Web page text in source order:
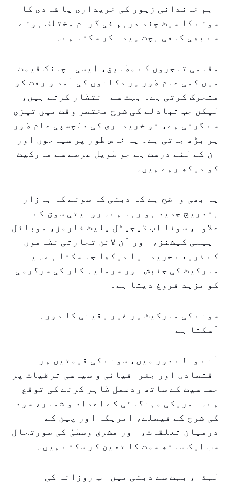
اہم خاندانی زیور کی خریداری یا شادی کا
سونے کا سیٹ چند درہم فی گرام مختلف ہونے
سے بھی کافی بچت پیدا کر سکتا ہے۔
مقامی تاجروں کے مطابق، ایسی اچانک قیمت
میں کمی عام طور پر دکانوں کی آمد و رفت کو
متحرک کرتی ہے۔ بہت سے انتظار کرتے ہیں،
لیکن جب تبادلے کی شرح مختصر وقت میں تیزی
سے گرتی ہے، تو خریداری کی دلچسپی عام طور
پر بڑھ جاتی ہے۔ یہ خاص طور پر سیاحوں اور
ان کے لئے درست ہے جو طویل عرصے سے مارکیٹ
کو دیکھ رہے ہیں۔
یہ بھی واضح ہے کہ دبئی کا سونے کا بازار
بتدریج جدید ہو رہا ہے۔ روایتی سوق کے
علاوہ، سونا اب ڈیجیٹل پلیٹ فارمز، موبائل
ایپلی کیشنز، اور آن لائن تجارتی نظاموں
کے ذریعے خریدا یا دیکھا جا سکتا ہے۔ یہ
مارکیٹ کی جنبش اور سرمایہ کار کی سرگرمی
کو مزید فروغ دیتا ہے۔
سونے کی مارکیٹ پر غیر یقینی کا دورہ
آسکتا ہے
آنے والے دور میں، سونے کی قیمتیں ہر
اقتصادی اور جغرافیائی و سیاسی ترقیات پر
حساسیت کے ساتھ ردعمل ظاہر کرنے کی توقع
ہے۔ امریکی مہنگائی کے اعداد و شمار، سود
کی شرح کے فیصلے، امریکہ اور چین کے
درمیان تعلقات، اور مشرق وسطیٰ کی صورتحال
سب ایک ساتھ سمت کا تعین کر سکتے ہیں۔
لہٰذا، بہت سے دبئی میں اب روزانہ کی